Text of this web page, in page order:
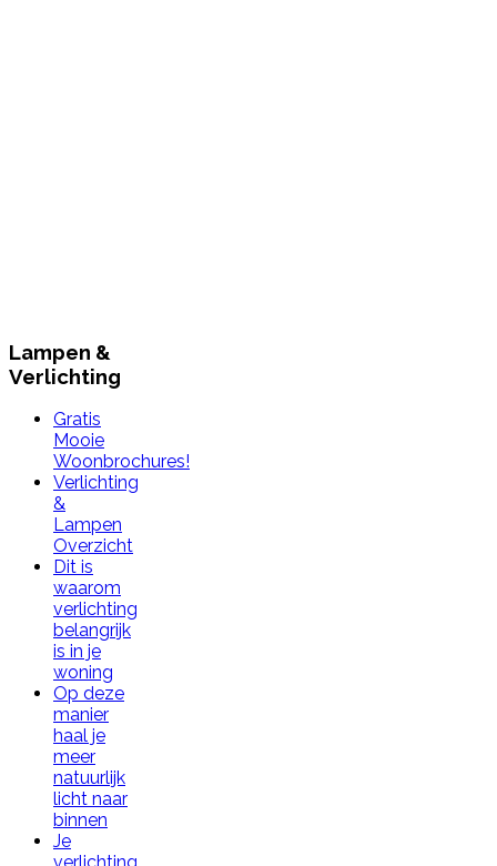
Lampen &
Verlichting
Gratis
Mooie
Woonbrochures!
Verlichting
&
Lampen
Overzicht
Dit is
waarom
verlichting
belangrijk
is in je
woning
Op deze
manier
haal je
meer
natuurlijk
licht naar
binnen
Je